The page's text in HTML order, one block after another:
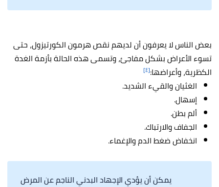
بعض الناس لا يعرفون أن لديهمنقص هرمون الكورتيزول، حتى
تسوء الأعراض بشكل مفاجئ، وتسمى هذه الحالة بأزمة الغدة
الكظرية، وأعراضها:[٤]
الغثيان والقيء الشديد.
إسهال.
ألم بطن.
الجفاف والارتباك.
انخفاض ضغط الدم والإغماء.
يمكن أن يؤدي الإجهاد البدني الناجم عن المرض